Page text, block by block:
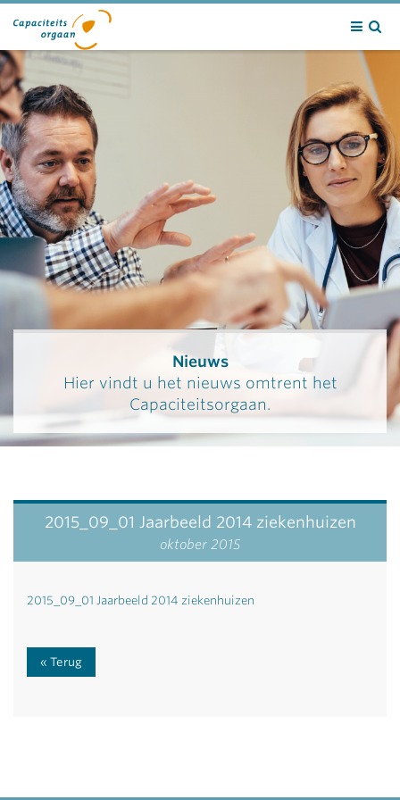
Nieuws
Hier vindt u het nieuws omtrent het
Capaciteitsorgaan.
2015_09_01 Jaarbeeld 2014 ziekenhuizen
oktober 2015
2015_09_01 Jaarbeeld 2014 ziekenhuizen
Terug